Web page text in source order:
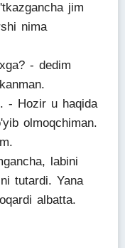
jim
nima
- dedim
- Hozir u haqida
olmoqchiman.
labini
tutardi. Yana
albatta.